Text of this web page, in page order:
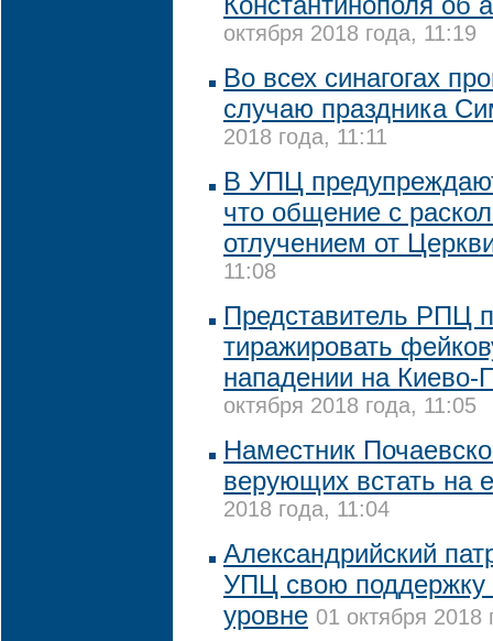
октября 2018 года, 11:19
Во всех синагогах
случаю праздника
2018 года, 11:11
В УПЦ
что общение с
отлучением от
11:08
Представитель РПЦ
тиражировать
нападении на Киево-
октября 2018 года, 11:05
Наместник
верующих встать на
2018 года, 11:04
Александрийский
УПЦ свою
уровне 01 октября 2018